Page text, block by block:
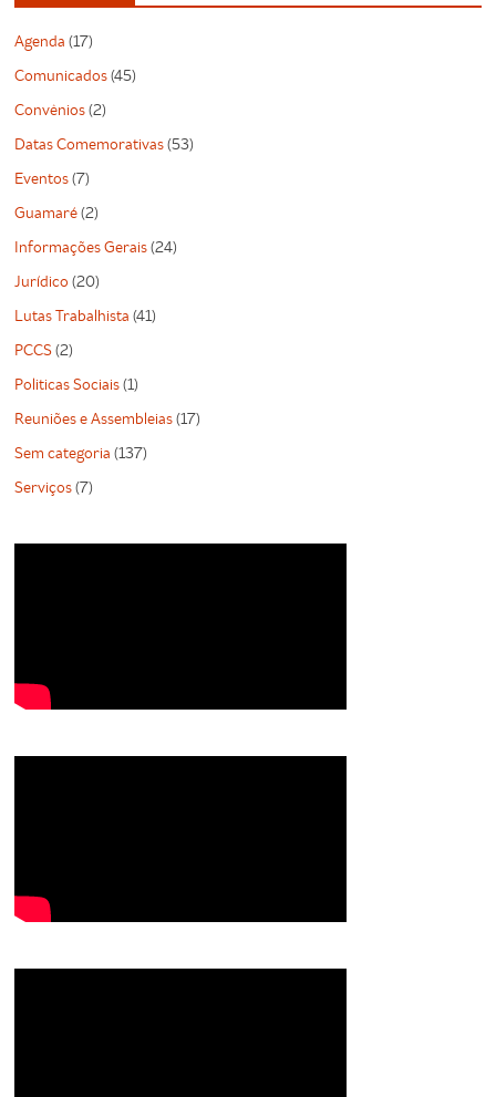
Agenda (17)
Comunicados(45)
Convênios(2)
Datas Comemorativas(53)
Eventos(7)
Guamaré(2)
Informações Gerais(24)
Jurídico (20)
Lutas Trabalhista (41)
PCCS(2)
Politicas Sociais(1)
Reuniões e Assembleias(17)
Sem categoria (137)
Serviços(7)